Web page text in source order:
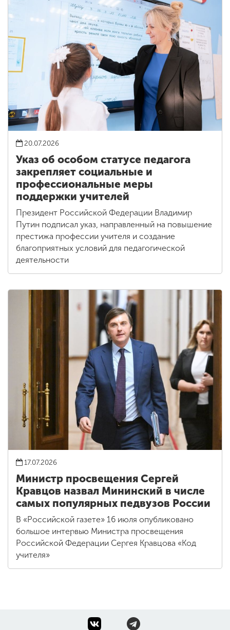
20.07.2026
Указ об особом статусе педагога
закрепляет социальные и
профессиональные меры
поддержки учителей
Президент Российской Федерации Владимир
Путин подписал указ, направленный на повышение
престижа профессии учителя и создание
благоприятных условий для педагогической
деятельности
17.07.2026
Министр просвещения Сергей
Кравцов назвал Мининский в числе
самых популярных педвузов России
В «Российской газете» 16 июля опубликовано
большое интервью Министра просвещения
Российской Федерации Сергея Кравцова «Код
учителя»